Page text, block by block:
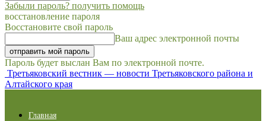
Забыли пароль? получить помощь
восстановление пароля
Восстановите свой пароль
Ваш адрес электронной почты
Пароль будет выслан Вам по электронной почте.
Третьяковский вестник — новости Третьяковского района и
Алтайского края
Главная